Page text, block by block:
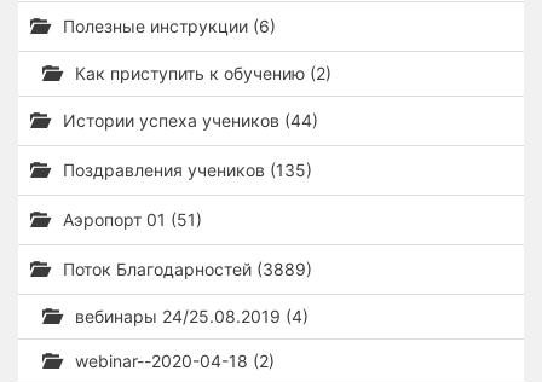
Полезные инструкции (6)
Как приступить к обучению (2)
Истории успеха учеников (44)
Поздравления учеников (135)
Аэропорт 01 (51)
Поток Благодарностей (3889)
вебинары 24/25.08.2019 (4)
webinar--2020-04-18 (2)